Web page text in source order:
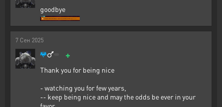
goodbye
7 Сен 2025
+
Thank you for being nice
- watching you for few years,
-- keep being nice and may the odds be ever in your